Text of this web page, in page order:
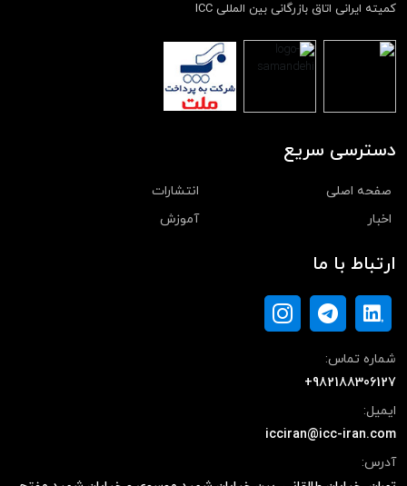
کمیته ایرانی اتاق بازرگانی بین المللی ICC
دسترسی سریع
صفحه اصلی
انتشارات
اخبار
آموزش
ارتباط با ما
شماره تماس:
+982188306127
ایمیل:
icciran@icc-iran.com
آدرس: